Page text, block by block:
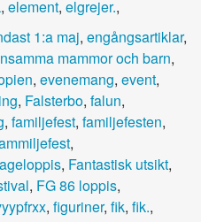
, element, elgrejer.,
1:a maj, engångsartiklar,
mammor och barn,
, evenemang, event,
, Falsterbo, falun,
, familjefest, familjefesten,
,
, Fantastisk utsikt,
, FG 86 loppis,
, figuriner, fik, fik.,